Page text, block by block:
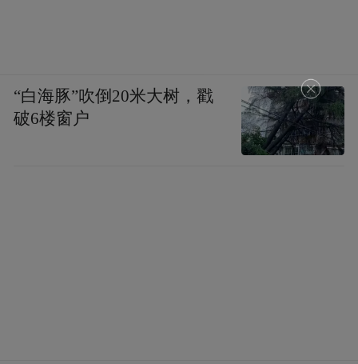
“白海豚”吹倒20米大树，戳
破6楼窗户